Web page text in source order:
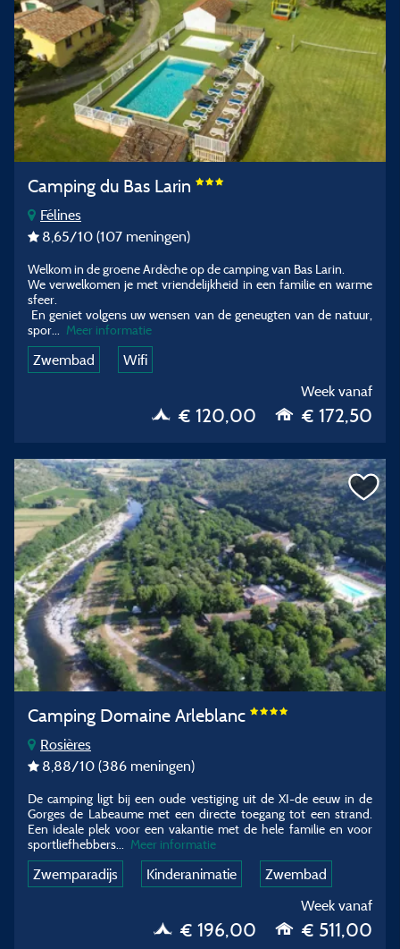
Camping du Bas Larin
Félines
8,65/10 (107 meningen)
Welkom in de groene Ardèche op de camping van Bas Larin.
We verwelkomen je met vriendelijkheid in een familie en warme
sfeer.
En geniet volgens uw wensen van de geneugten van de natuur,
spor
Meer informatie
Zwembad
Wifi
Week vanaf
€ 120,00 € 172,50
Camping Domaine Arleblanc
Rosières
8,88/10 (386 meningen)
De camping ligt bij een oude vestiging uit de XI-de eeuw in de
Gorges de Labeaume met een directe toegang tot een strand.
Een ideale plek voor een vakantie met de hele familie en voor
sportliefhebbers...
Meer informatie
Zwemparadijs Kinderanimatie
Zwembad
Week vanaf
€ 196,00 € 511,00